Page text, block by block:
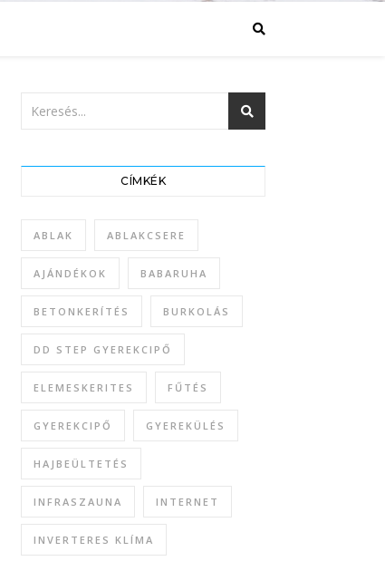
CÍMKÉK
ABLAK ABLAKCSERE
AJÁNDÉKOK BABARUHA
BETONKERÍTÉS BURKOLÁS
DD STEP GYEREKCIPŐ
ELEMESKERITES FŰTÉS
GYEREKCIPŐ GYEREKÜLÉS
HAJBEÜLTETÉS
INFRASZAUNA INTERNET
INVERTERES KLÍMA